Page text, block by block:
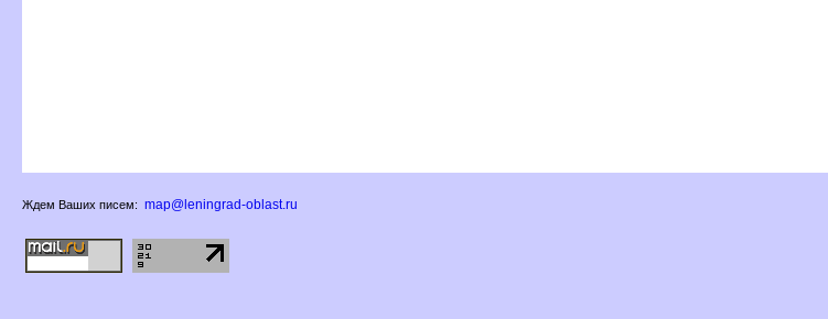
Ждем Ваших писем: map@leningrad-oblast.ru